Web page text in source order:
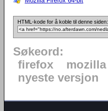
HTML-kode for å koble til denne siden:
Søkeord:
firefox
mozilla
nyeste versjon